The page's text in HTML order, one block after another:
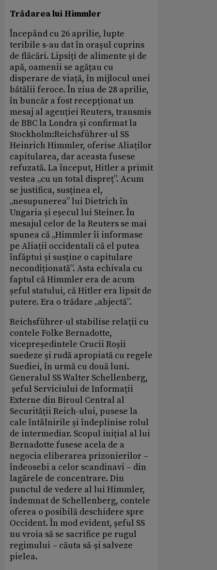
Trădarea lui Himmler
Începând cu 26 aprilie, lupte
teribile s-au dat în orașul cuprins
de flăcări. Lipsiți de alimente și de
apă, oamenii se agățau cu
disperare de viață, în mijlocul unei
bătălii feroce. În ziua de 28 aprilie,
în buncăr a fost recepționat un
mesaj al agenției Reuters, transmis
de BBC la Londra și confirmat la
Stockholm:Reichsführer-ul SS
Heinrich Himmler, oferise Aliaților
capitularea, dar aceasta fusese
refuzată. La început, Hitler a primit
vestea „cu un total dispreț”. Acum
se justifica, susținea el,
„nesupunerea” lui Dietrich în
Ungaria și eșecul lui Steiner. În
mesajul celor de la Reuters se mai
spunea că „Himmler îi informase
pe Aliații occidentali că el putea
înfăptui și susține o capitulare
necondiționată”. Asta echivala cu
faptul că Himmler era de acum
șeful statului, că Hitler era lipsit de
putere. Era o trădare „abjectă”.
Reichsführer-ul stabilise relații cu
contele Folke Bernadotte,
vicepreședintele Crucii Roșii
suedeze și rudă apropiată cu regele
Suediei, în urmă cu două luni.
Generalul SS Walter Schellenberg,
șeful Serviciului de Informații
Externe din Biroul Central al
Securității Reich-ului, pusese la
cale întâlnirile și îndeplinise rolul
de intermediar. Scopul inițial al lui
Bernadotte fusese acela de a
negocia eliberarea prizonierilor –
îndeosebi a celor scandinavi – din
lagărele de concentrare. Din
punctul de vedere al lui Himmler,
îndemnat de Schellenberg, contele
oferea o posibilă deschidere spre
Occident. În mod evident, șeful SS
nu vroia să se sacrifice pe rugul
regimului – căuta să-și salveze
pielea.